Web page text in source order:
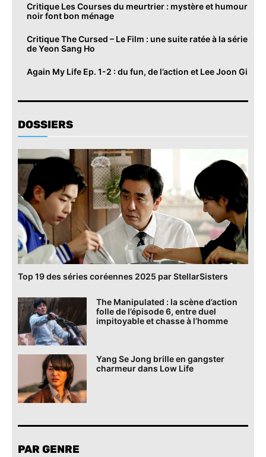
Critique Les Courses du meurtrier : mystère et humour
noir font bon ménage
Critique The Cursed – Le Film : une suite ratée à la série
de Yeon Sang Ho
Again My Life Ep. 1-2 : du fun, de l’action et Lee Joon Gi
DOSSIERS
Top 19 des séries coréennes 2025 par StellarSisters
The Manipulated : la scène d’action
folle de l’épisode 6, entre duel
impitoyable et chasse à l’homme
Yang Se Jong brille en gangster
charmeur dans Low Life
PAR GENRE